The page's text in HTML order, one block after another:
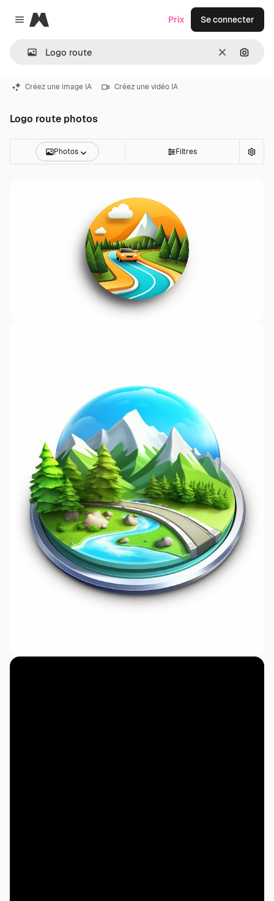
Close menu
Magnific
Effacer
Prix Se connecter
Créez une image IA Créez une vidéo IA
Logo route photos
Photos Filtres